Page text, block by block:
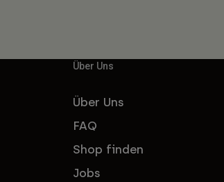
Über Uns
Über Uns
FAQ
Shop finden
Jobs